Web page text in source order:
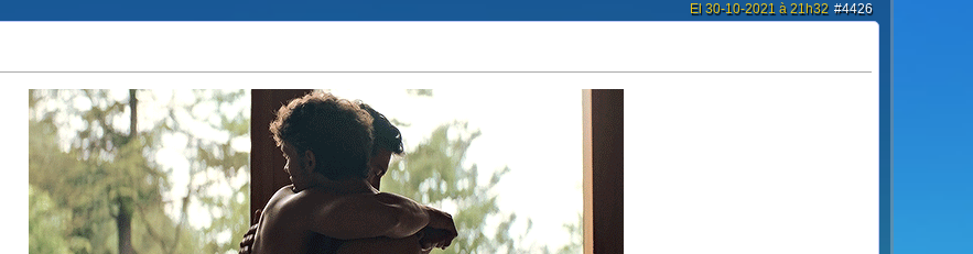
#4426
El 30-10-2021 à 21h32